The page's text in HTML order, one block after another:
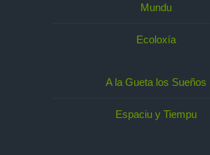
Mundu
Ecoloxía
A la Gueta los Sueños
Espaciu y Tiempu